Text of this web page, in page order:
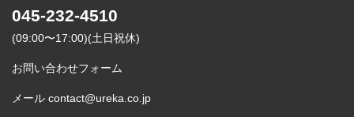
045-232-4510
(09:00〜17:00)(土日祝休)
お問い合わせフォーム
メール contact@ureka.co.jp